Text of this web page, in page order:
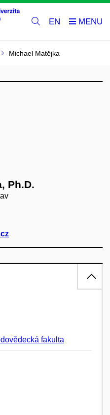
EN
Michael Matějka
Ph.D.
fakulta